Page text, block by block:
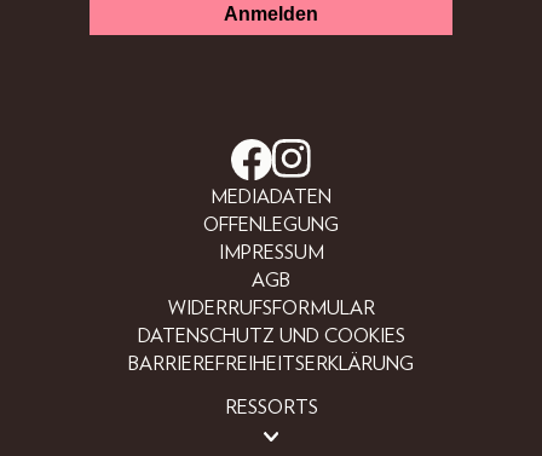
MEDIADATEN
OFFENLEGUNG
IMPRESSUM
AGB
WIDERRUFSFORMULAR
DATENSCHUTZ UND COOKIES
BARRIEREFREIHEITSERKLÄRUNG
RESSORTS